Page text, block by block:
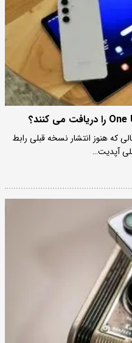
که هنوز انتشار نسخه قبلی رابط
آپدیت…